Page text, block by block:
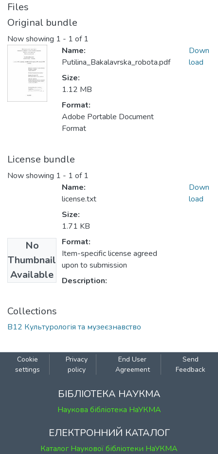
Files
Original bundle
Now showing 1 - 1 of 1
Name:
Putilina_Bakalavrska_robota.pdf
Size:
1.12 MB
Format:
Adobe Portable Document
Format
Down
load
License bundle
Now showing 1 - 1 of 1
No
Thumbnail
Available
Name:
license.txt
Size:
1.71 KB
Format:
Item-specific license agreed
upon to submission
Description:
Down
load
Collections
B12 Культурологія та музеєзнавство
Cookie
settings
Privacy
policy
End User
Agreement
Send
Feedback
БІБЛІОТЕКА НАУКМА
Наукова бібліотека НаУКМА
ЕЛЕКТРОННИЙ КАТАЛОГ
Каталог Наукової бібліотеки НаУКМА